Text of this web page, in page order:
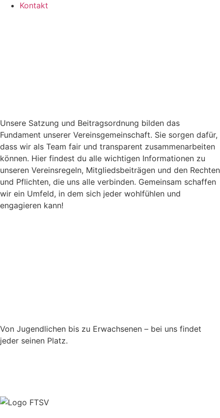
Kontakt
Unsere Satzung und Beitragsordnung bilden das
Fundament unserer Vereinsgemeinschaft. Sie sorgen dafür,
dass wir als Team fair und transparent zusammenarbeiten
können. Hier findest du alle wichtigen Informationen zu
unseren Vereinsregeln, Mitgliedsbeiträgen und den Rechten
und Pflichten, die uns alle verbinden. Gemeinsam schaffen
wir ein Umfeld, in dem sich jeder wohlfühlen und
engagieren kann!
Von Jugendlichen bis zu Erwachsenen – bei uns findet
jeder seinen Platz.